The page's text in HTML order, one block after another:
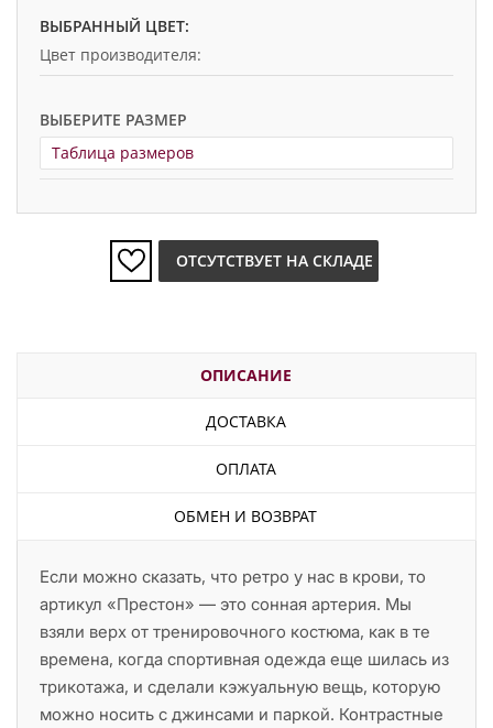
ВЫБРАННЫЙ ЦВЕТ:
Цвет производителя:
ВЫБЕРИТЕ РАЗМЕР
Таблица размеров
ОТСУТСТВУЕТ НА СКЛАДЕ
ОПИСАНИЕ
ДОСТАВКА
ОПЛАТА
ОБМЕН И ВОЗВРАТ
Если можно сказать, что ретро у нас в крови, то
артикул «Престон» — это сонная артерия. Мы
взяли верх от тренировочного костюма, как в те
времена, когда спортивная одежда еще шилась из
трикотажа, и сделали кэжуальную вещь, которую
можно носить с джинсами и паркой. Контрастные